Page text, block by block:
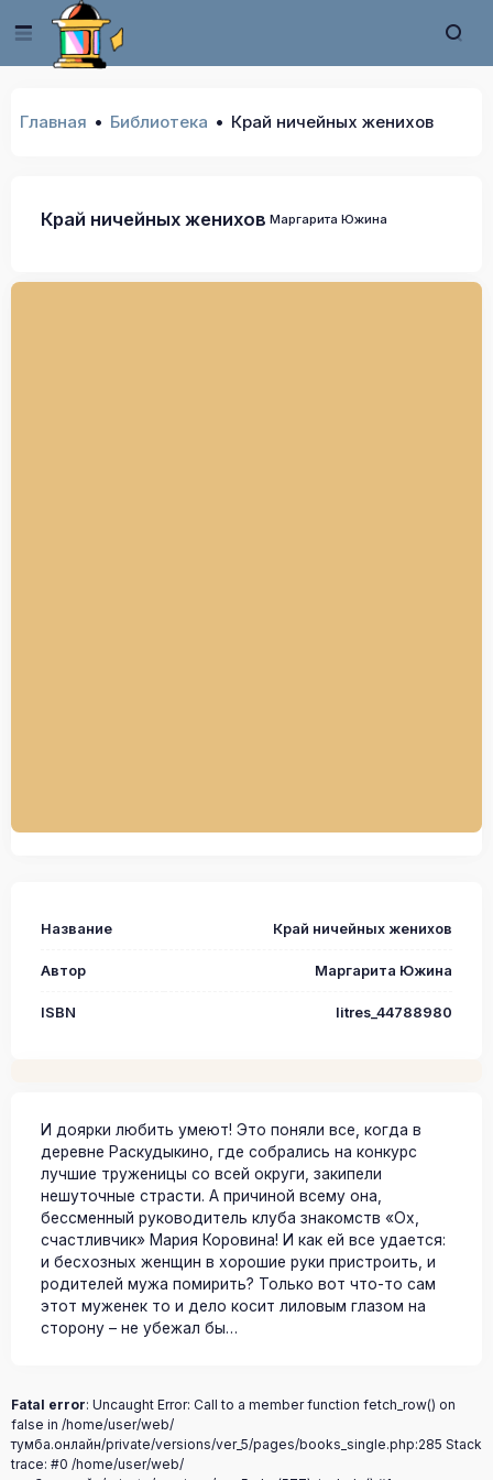
Главная Библиотека Край ничейных женихов
Край ничейных женихов Маргарита Южина
Название Край ничейных женихов
Автор Маргарита Южина
ISBN litres_44788980
И доярки любить умеют! Это поняли все, когда в
деревне Раскудыкино, где собрались на конкурс
лучшие труженицы со всей округи, закипели
нешуточные страсти. А причиной всему она,
бессменный руководитель клуба знакомств «Ох,
счастливчик» Мария Коровина! И как ей все удается:
и бесхозных женщин в хорошие руки пристроить, и
родителей мужа помирить? Только вот что-то сам
этот муженек то и дело косит лиловым глазом на
сторону – не убежал бы…
Fatal error: Uncaught Error: Call to a member function fetch_row() on
false in /home/user/web/
тумба.онлайн/private/versions/ver_5/pages/books_single.php:285 Stack
trace: #0 /home/user/web/